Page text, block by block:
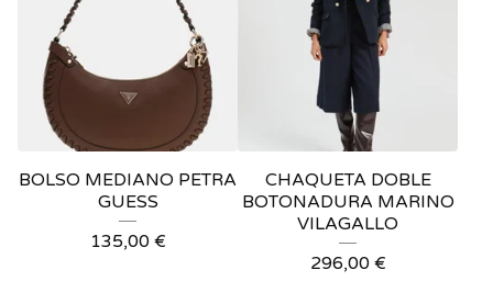
BOLSO MEDIANO PETRA
GUESS
135,00 €
CHAQUETA DOBLE
BOTONADURA MARINO
VILAGALLO
296,00 €